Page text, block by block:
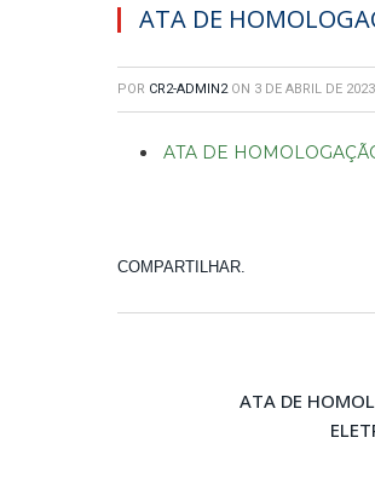
ATA DE
POR CR2-ADMIN2 ON 3 DE ABRIL DE 2023
ATA DE
COMPARTILHAR.
ATA DE